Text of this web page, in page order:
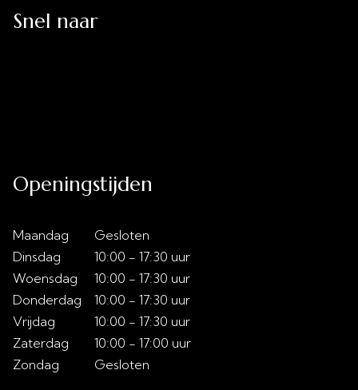
Snel naar
Openingstijden
Maandag
Dinsdag
Woensdag
Donderdag
Vrijdag
Zaterdag
Zondag
Gesloten
10:00 - 17:30 uur
10:00 - 17:30 uur
10:00 - 17:30 uur
10:00 - 17:30 uur
10:00 - 17:00 uur
Gesloten